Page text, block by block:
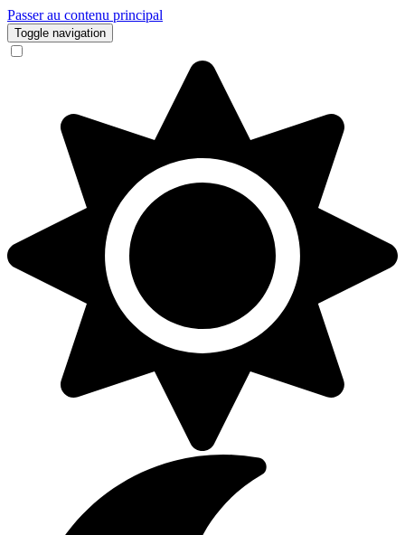
Passer au contenu principal
Toggle navigation